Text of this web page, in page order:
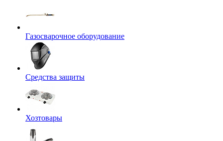
Газосварочное оборудование
Средства защиты
Хозтовары